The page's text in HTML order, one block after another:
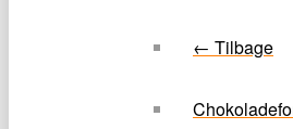
← Tilbage